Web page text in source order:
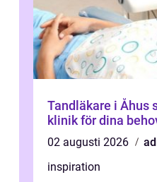
Tandläkare i Åhus så hittar du rätt
klinik för dina
02 augusti 2026
inspiration